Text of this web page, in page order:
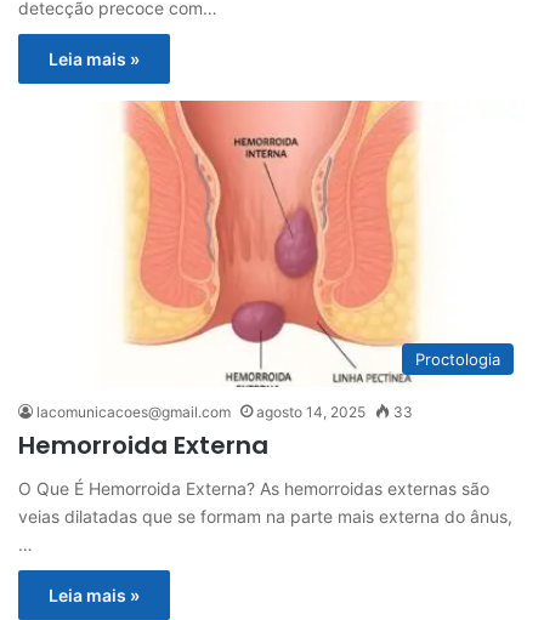
detecção precoce com…
Leia mais »
Proctologia
lacomunicacoes@gmail.com agosto 14, 2025 33
Hemorroida Externa
O Que É Hemorroida Externa? As hemorroidas externas são
veias dilatadas que se formam na parte mais externa do ânus,
…
Leia mais »